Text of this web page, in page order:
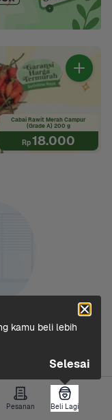
Pesanan Beli Lagi
Cabai Rawit Merah Campur
(Grade A) 200 g
Rp18.000
bawah untuk
kamu beli lebih
Selesai
Beli Lagi